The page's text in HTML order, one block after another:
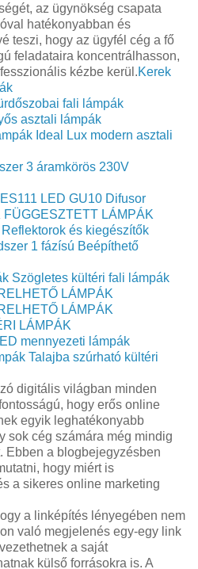
az ügynökség csapata
hatékonyabban és
teszi, hogy az ügyfél cég a fő
feladataira koncentrálhasson,
kézbe kerül.Kerek
fali lámpák
asztali lámpák
Ideal Lux modern asztali
3 áramkörös 230V
ES111 LED GU10 Difusor
FÜGGESZTETT LÁMPÁK
Reflektorok és kiegészítők
1 fázísú Beépíthető
Szögletes kültéri fali lámpák
LÁMPÁK
LÁMPÁK
LÁMPÁK
mennyezeti lámpák
Talajba szúrható kültéri
digitális világban minden
hogy erős online
egyik leghatékonyabb
sok cég számára még mindig
Ebben a blogbejegyzésben
hogy miért is
a sikeres online marketing
a linképítés lényegében nem
való megjelenés egy-egy link
a saját
külső forrásokra is. A